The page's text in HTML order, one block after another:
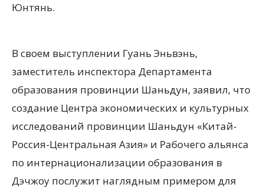
Юнтянь.
В своем выступлении Гуань Эньвэнь,
заместитель инспектора Департамента
образования провинции Шаньдун, заявил, что
создание Центра экономических и культурных
исследований провинции Шаньдун «Китай-
Россия-Центральная Азия» и Рабочего альянса
по интернационализации образования в
Дэчжоу послужит наглядным примером для